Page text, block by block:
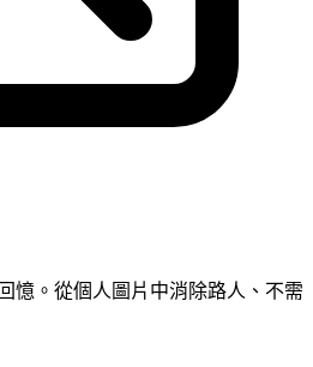
憶。從個人圖片中消除路人、不需